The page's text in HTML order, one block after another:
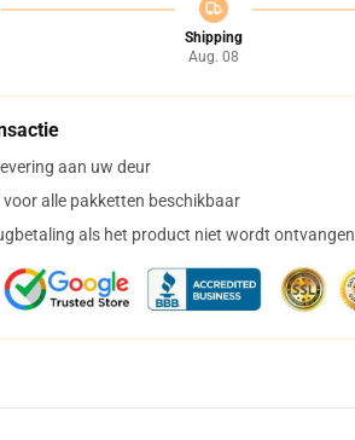
Shipping
Aug. 08
aan uw deur
alle pakketten beschikbaar
als het product niet wordt ontvangen